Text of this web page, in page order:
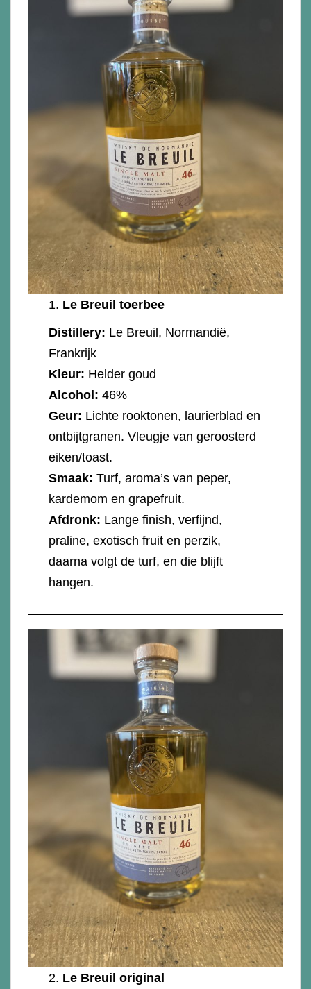
1. Le Breuil toerbee
Distillery: Le Breuil, Normandië,
Frankrijk
Kleur: Helder goud
Alcohol: 46%
Geur: Lichte rooktonen, laurierblad en
ontbijtgranen. Vleugje van geroosterd
eiken/toast.
Smaak: Turf, aroma’s van peper,
kardemom en grapefruit.
Afdronk: Lange finish, verfijnd,
praline, exotisch fruit en perzik,
daarna volgt de turf, en die blijft
hangen.
2. Le Breuil original